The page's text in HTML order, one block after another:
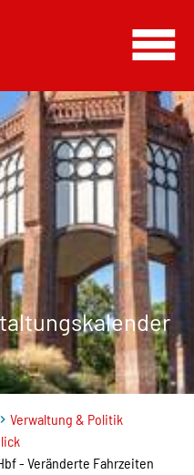
Verwaltung & Politik
- Veränderte Fahrzeiten